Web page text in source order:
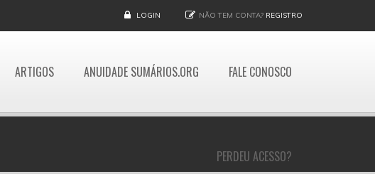
LOGIN NÃO TEM CONTA? REGISTRO
ARTIGOS ANUIDADE SUMÁRIOS.ORG FALE CONOSCO
PERDEU ACESSO?